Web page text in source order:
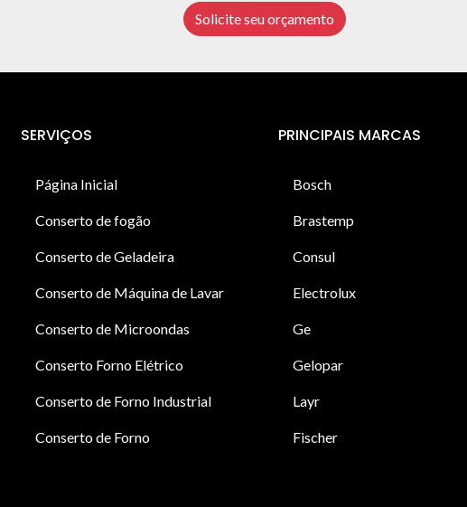
Solicite seu orçamento
SERVIÇOS
Página Inicial
Conserto de fogão
Conserto de Geladeira
Conserto de Máquina de Lavar
Conserto de Microondas
Conserto Forno Elétrico
Conserto de Forno Industrial
Conserto de Forno
PRINCIPAIS MARCAS
Bosch
Brastemp
Consul
Electrolux
Ge
Gelopar
Layr
Fischer